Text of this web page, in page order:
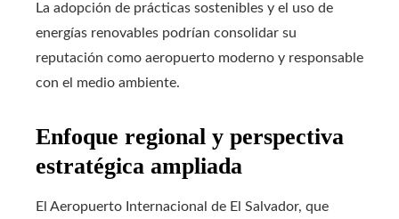
La adopción de prácticas sostenibles y el uso de
energías renovables podrían consolidar su
reputación como aeropuerto moderno y responsable
con el medio ambiente.
Enfoque regional y perspectiva
estratégica ampliada
El Aeropuerto Internacional de El Salvador, que